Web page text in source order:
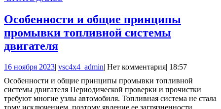
Особенности и общие принципы
промывки топливной системы
двигателяОсобенности
общие
принципы
промывки
16 ноября 202316
2023
| vsc4x4_adminvsc4x4_admin
| Нет комментария| 18:57
Особенности и общие принципы промывки топливной
системы двигателя Периодической проверки и прочистки
требуют многие узлы автомобиля. Топливная система не стала
тому исключением, поэтому явление ее загрязненности